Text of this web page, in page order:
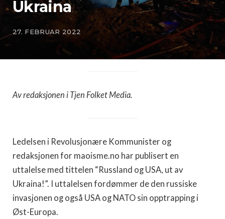
Ukraina
27. FEBRUAR 2022
Av redaksjonen i Tjen Folket Media.
Ledelsen i Revolusjonære Kommunister og
redaksjonen for maoisme.no har publisert en
uttalelse med tittelen “Russland og USA, ut av
Ukraina!”. I uttalelsen fordømmer de den russiske
invasjonen og også USA og NATO sin opptrapping i
Øst-Europa.